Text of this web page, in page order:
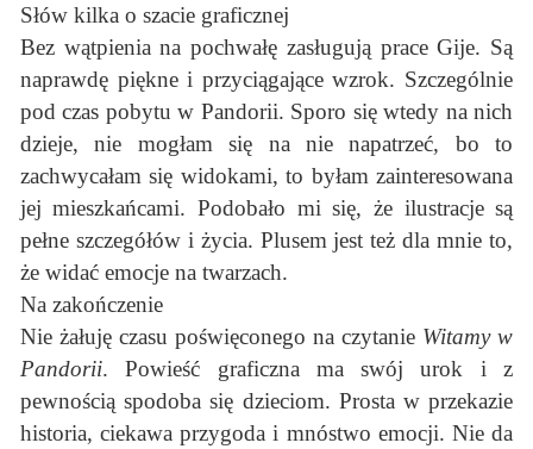
Słów kilka o szacie graficznej
Bez wątpienia na pochwałę zasługują prace Gije. Są
naprawdę piękne i przyciągające wzrok. Szczególnie
pod czas pobytu w Pandorii. Sporo się wtedy na nich
dzieje, nie mogłam się na nie napatrzeć, bo to
zachwycałam się widokami, to byłam zainteresowana
jej mieszkańcami. Podobało mi się, że ilustracje są
pełne szczegółów i życia. Plusem jest też dla mnie to,
że widać emocje na twarzach.
Na zakończenie
Nie żałuję czasu poświęconego na czytanie Witamy w
Pandorii. Powieść graficzna ma swój urok i z
pewnością spodoba się dzieciom. Prosta w przekazie
historia, ciekawa przygoda i mnóstwo emocji. Nie da